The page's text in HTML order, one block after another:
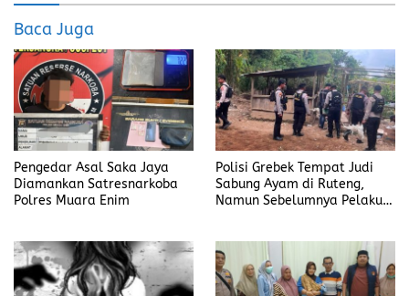
o
o
k
d
o
n
Baca Juga
Pengedar Asal Saka Jaya
Diamankan Satresnarkoba
Polres Muara Enim
Polisi Grebek Tempat Judi
Sabung Ayam di Ruteng,
Namun Sebelumnya Pelaku